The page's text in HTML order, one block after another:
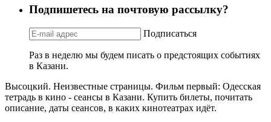
Подпишетесь на почтовую рассылку?
Подписаться
Раз в неделю мы будем писать о предстоящих событиях
в Казани.
Высоцкий. Неизвестные страницы. Фильм первый: Одесская
тетрадь в кино - сеансы в Казани. Купить билеты, почитать
описание, даты сеансов, в каких кинотеатрах идёт.